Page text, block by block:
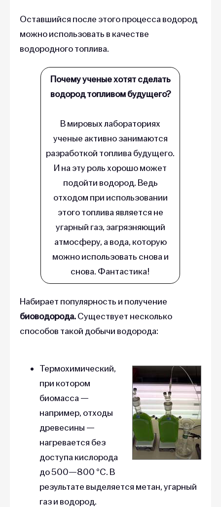
Оставшийся после этого процесса водород
можно использовать в качестве
водородного топлива.
Почему ученые хотят сделать
водород топливом будущего?
В мировых лабораториях
ученые активно занимаются
разработкой топлива будущего.
И на эту роль хорошо может
подойти водород. Ведь
отходом при использовании
этого топлива является не
угарный газ, загрязняющий
атмосферу, а вода, которую
можно использовать снова и
снова. Фантастика!
Набирает популярность и получение
биоводорода.Существует несколько
способов такой добычи водорода:
Термохимический,
при котором
биомасса —
например, отходы
древесины —
нагревается без
доступа кислорода
до 500—800 °C. В
результате выделяется метан, угарный
газ и водород.